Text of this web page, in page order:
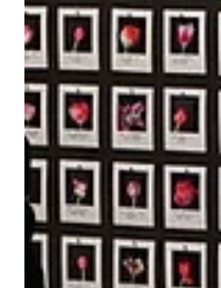
...
10 Tem 2025
3
TEKNOLOJİ
Anlatının Yeni